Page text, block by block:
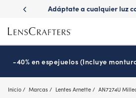
main
content
con
Adáptate a cualquier luz
-40% en espejuelos (Incluye
Inicio Marcas Lentes Arnette AN7274U